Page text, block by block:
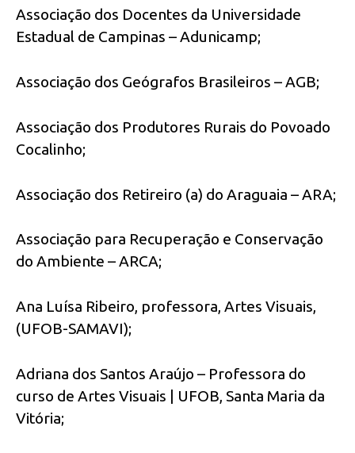
Associação dos Docentes da Universidade
Estadual de Campinas – Adunicamp;
Associação dos Geógrafos Brasileiros – AGB;
Associação dos Produtores Rurais do Povoado
Cocalinho;
Associação dos Retireiro (a) do Araguaia – ARA;
Associação para Recuperação e Conservação
do Ambiente – ARCA;
Ana Luísa Ribeiro, professora, Artes Visuais,
(UFOB-SAMAVI);
Adriana dos Santos Araújo – Professora do
curso de Artes Visuais | UFOB, Santa Maria da
Vitória;